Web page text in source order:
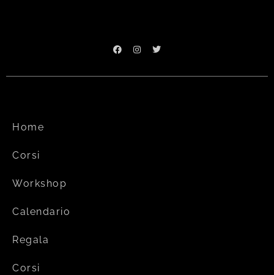
Home
Corsi
Workshop
Calendario
Regala
Corsi